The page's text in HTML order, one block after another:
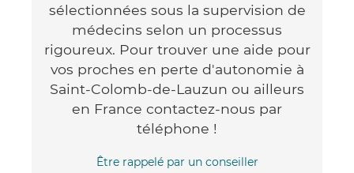
sélectionnées sous la supervision de
médecins selon un processus
rigoureux. Pour trouver une aide pour
vos proches en perte d'autonomie à
Saint-Colomb-de-Lauzun ou ailleurs
en France contactez-nous par
téléphone !
Être rappelé par un conseiller